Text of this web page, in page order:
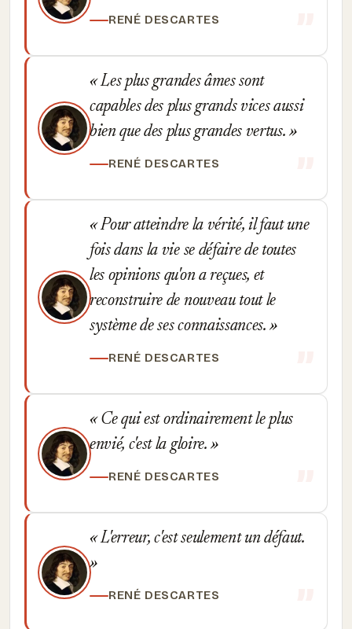
RENÉ DESCARTES
Les plus grandes âmes sont
capables des plus grands vices aussi
bien que des plus grandes vertus.
RENÉ DESCARTES
Pour atteindre la vérité, il faut une
fois dans la vie se défaire de toutes
les opinions qu'on a reçues, et
reconstruire de nouveau tout le
système de ses connaissances.
RENÉ DESCARTES
Ce qui est ordinairement le plus
envié, c'est la gloire.
RENÉ DESCARTES
L'erreur, c'est seulement un défaut.
RENÉ DESCARTES